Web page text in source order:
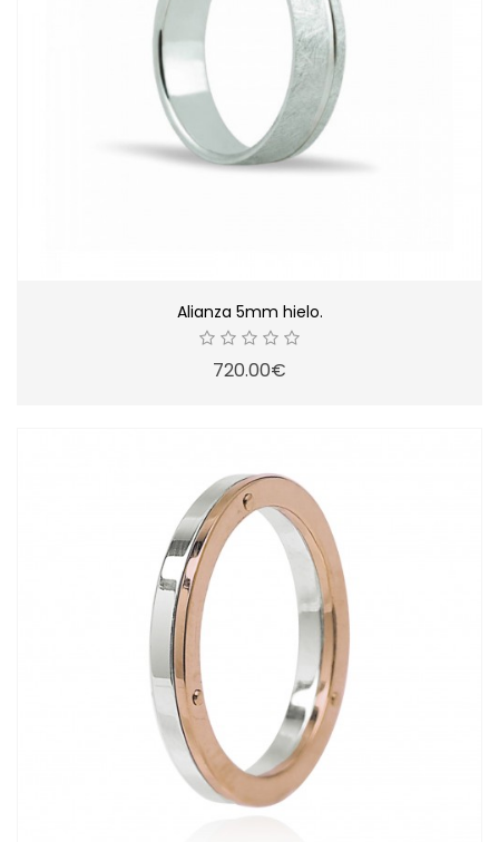
Alianza 5mm hielo.
720.00€